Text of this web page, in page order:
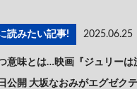
読みたい記事! 2025.06.25
意味とは…映画『ジュリーは
公開 大坂なおみがエグゼク